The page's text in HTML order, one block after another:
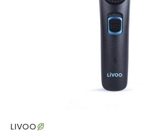
LIVOO